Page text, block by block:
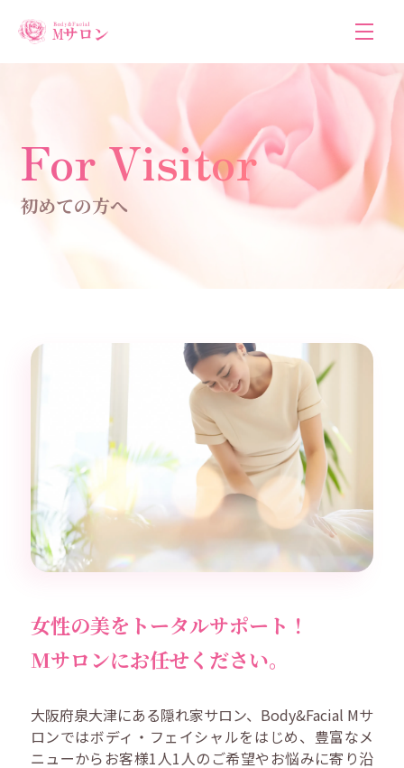
For Visitor
初めての方へ
女性の美をトータルサポート！
Mサロンにお任せください。
大阪府泉大津にある隠れ家サロン、Body&Facial Mサ
ロンではボディ・フェイシャルをはじめ、豊富なメ
ニューからお客様1人1人のご希望やお悩みに寄り沿